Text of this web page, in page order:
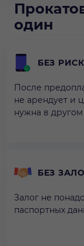
один
БЕЗ
После
не арендует и
нужна в
БЕЗ
Залог не
паспортных